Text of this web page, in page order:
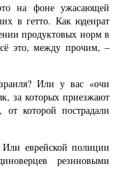
на фоне ужасающей
в гетто. Как юденрат
продуктовых норм в
это, между прочим, –
Или у вас «очи
за которых приезжают
которой пострадали
еврейской полиции
резиновыми